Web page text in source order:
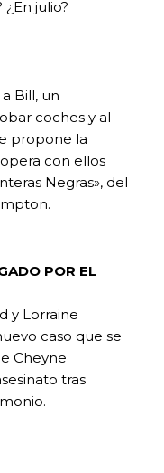
julio?
Bill, un
coches y al
propone la
con ellos
Negras», del
POR EL
y Lorraine
caso que se
Cheyne
tras